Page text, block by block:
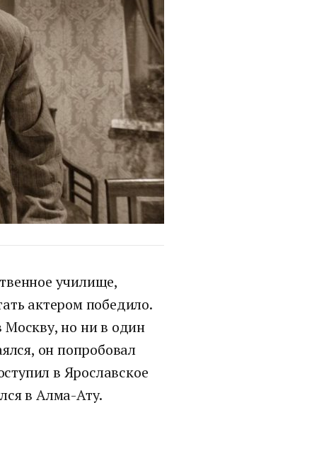
училище,
актером победило.
Москву, но ни в один
он попробовал
в Ярославское
в Алма-Ату.